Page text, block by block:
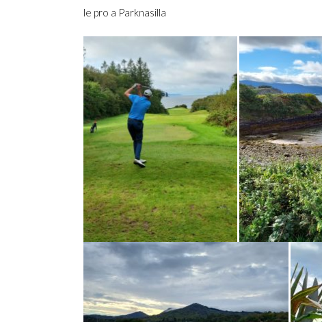
le pro a Parknasilla